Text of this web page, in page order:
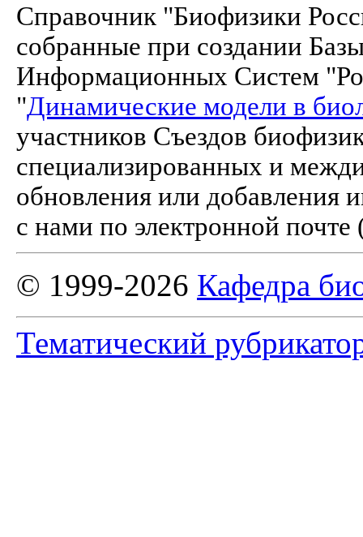
Справочник "Биофизики
собранные при создании
Информационных Систем
"Динамические модели в
участников Съездов
специализированных и
обновления или добавления
с нами по электронной почте
© 1999-2026 Кафедра
Тематический